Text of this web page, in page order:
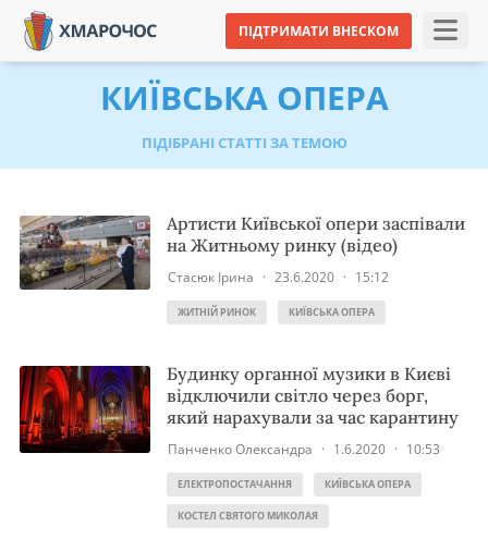
ПІДТРИМАТИ ВНЕСКОМ
КИЇВСЬКА ОПЕРА
ПІДІБРАНІ СТАТТІ ЗА ТЕМОЮ
Артисти Київської опери заспівали
на Житньому ринку (відео)
Стасюк Ірина · 23.6.2020 · 15:12
ЖИТНІЙ РИНОК КИЇВСЬКА ОПЕРА
Будинку органної музики в Києві
відключили світло через борг,
який нарахували за час карантину
Панченко Олександра · 1.6.2020 · 10:53
ЕЛЕКТРОПОСТАЧАННЯ КИЇВСЬКА ОПЕРА
КОСТЕЛ СВЯТОГО МИКОЛАЯ